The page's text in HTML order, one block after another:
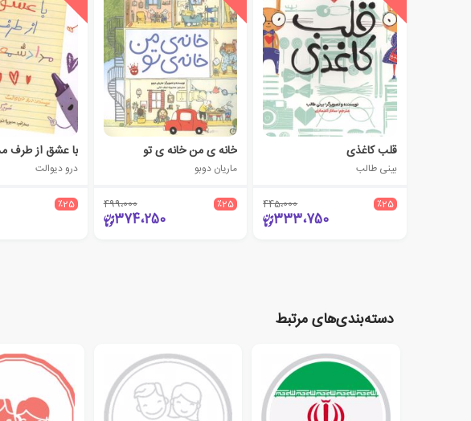
قلب کاغذی
بینی طالب
٪25 445،000
333،750
خانه ی من خانه ی تو
ماریان دوبو
٪25 499،000
374،250
درو دیوالت
٪25
دسته‌بندی‌های مرتبط